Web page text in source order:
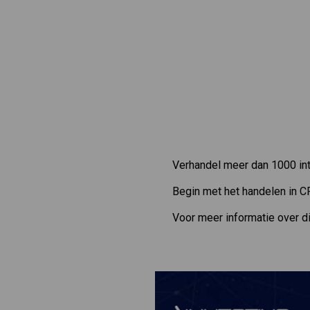
Verhandel meer dan 1000
Begin met het handelen in
Voor meer informatie over